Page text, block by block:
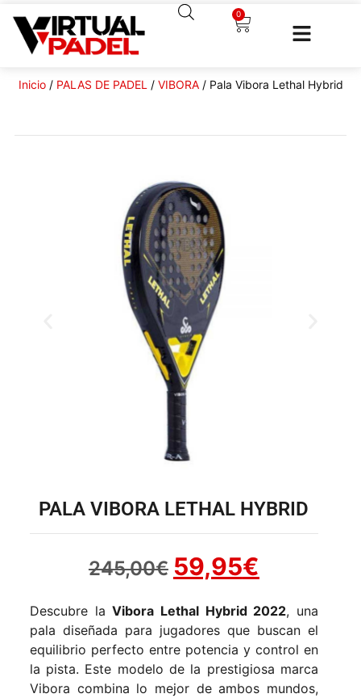
0
Inicio/ PALAS DE PADEL / VIBORA/ Pala Vibora Lethal Hybrid
PALA VIBORA LETHAL HYBRID
245,00€ 59,95€
Descubre laVibora Lethal Hybrid 2022, una
pala diseñada para jugadores que buscan el
equilibrio perfecto entre potencia y control en
la pista. Este modelo de la prestigiosa marca
Vibora combina lo mejor de ambos mundos,